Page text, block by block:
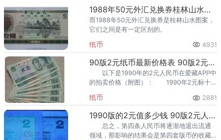
回收渠道里，能精准识别版别溢
1988年50元外汇兑换券桂林山水图案
而1988年50元外汇兑换券是桂林山水图案，
它们之间是有一定区别的。
纸币 4931
90版2元纸币最新价格表 90版2元纸币价格多少钱
以下是1990年的2元人民币在爱藏APP中
的拍卖价格（附图）： 1990年2元标十，
元。
纸币 2881
1990版的2元值多少钱 90版2元人民币绿幽灵图片和价格
总之，第四条人民币将逐渐地退出流通
领域，那影响的结果会是第四套版币的收藏